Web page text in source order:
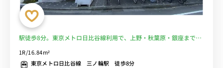
駅徒歩8分。東京メトロ日比谷線利用で、上野・秋葉原・銀座まで直
通。■選べるWi-Fi格安レンタル中！
1R/16.84m²
東京メトロ日比谷線 三ノ輪駅 徒歩8分